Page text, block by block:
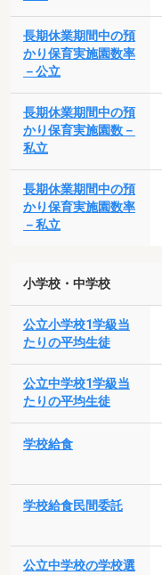
長期休業期間中の預
かり保育実施園数率
－公立
長期休業期間中の預
かり保育実施園数－
私立
長期休業期間中の預
かり保育実施園数率
－私立
小学校・中学校
公立小学校1学級当
たりの平均生徒
公立中学校1学級当
たりの平均生徒
学校給食
学校給食民間委託
公立中学校の学校選